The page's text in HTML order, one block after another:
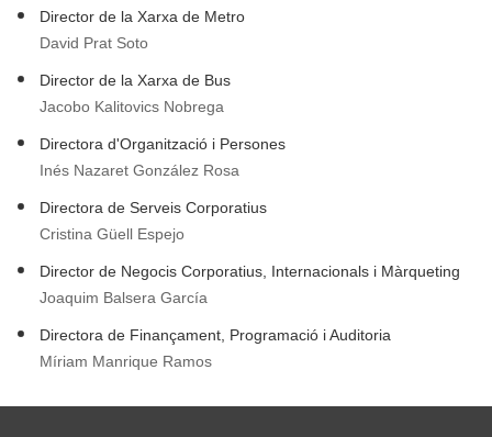
Director de la Xarxa de Metro
David Prat Soto
Director de la Xarxa de Bus
Jacobo Kalitovics Nobrega
Directora d'Organització i Persones
Inés Nazaret González Rosa
Directora de Serveis Corporatius
Cristina Güell Espejo
Director de Negocis Corporatius, Internacionals i Màrqueting
Joaquim Balsera García
Directora de Finançament, Programació i Auditoria
Míriam Manrique Ramos